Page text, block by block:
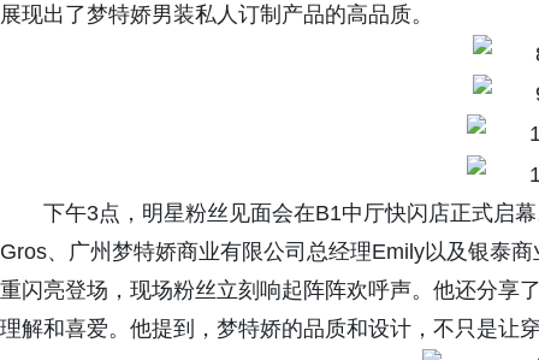
展现出了梦特娇男装私人订制产品的高品质。
下午3点，明星粉丝见面会在B1中厅快闪店正式启
Gros、广州梦特娇商业有限公司总经理Emily以及银泰
重闪亮登场，现场粉丝立刻响起阵阵欢呼声。他还分享
理解和喜爱。他提到，梦特娇的品质和设计，不只是让